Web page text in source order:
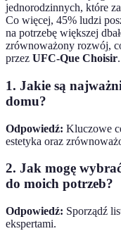
jednorodzinnych, które
Co więcej, 45% ludzi
na potrzebę większej
zrównoważony rozwój,
przez UFC-Que Choisir.
1. Jakie są
domu?
Odpowiedź: Kluczowe
estetyka oraz
2. Jak mogę
do moich potrzeb?
Odpowiedź: Sporządź
ekspertami.